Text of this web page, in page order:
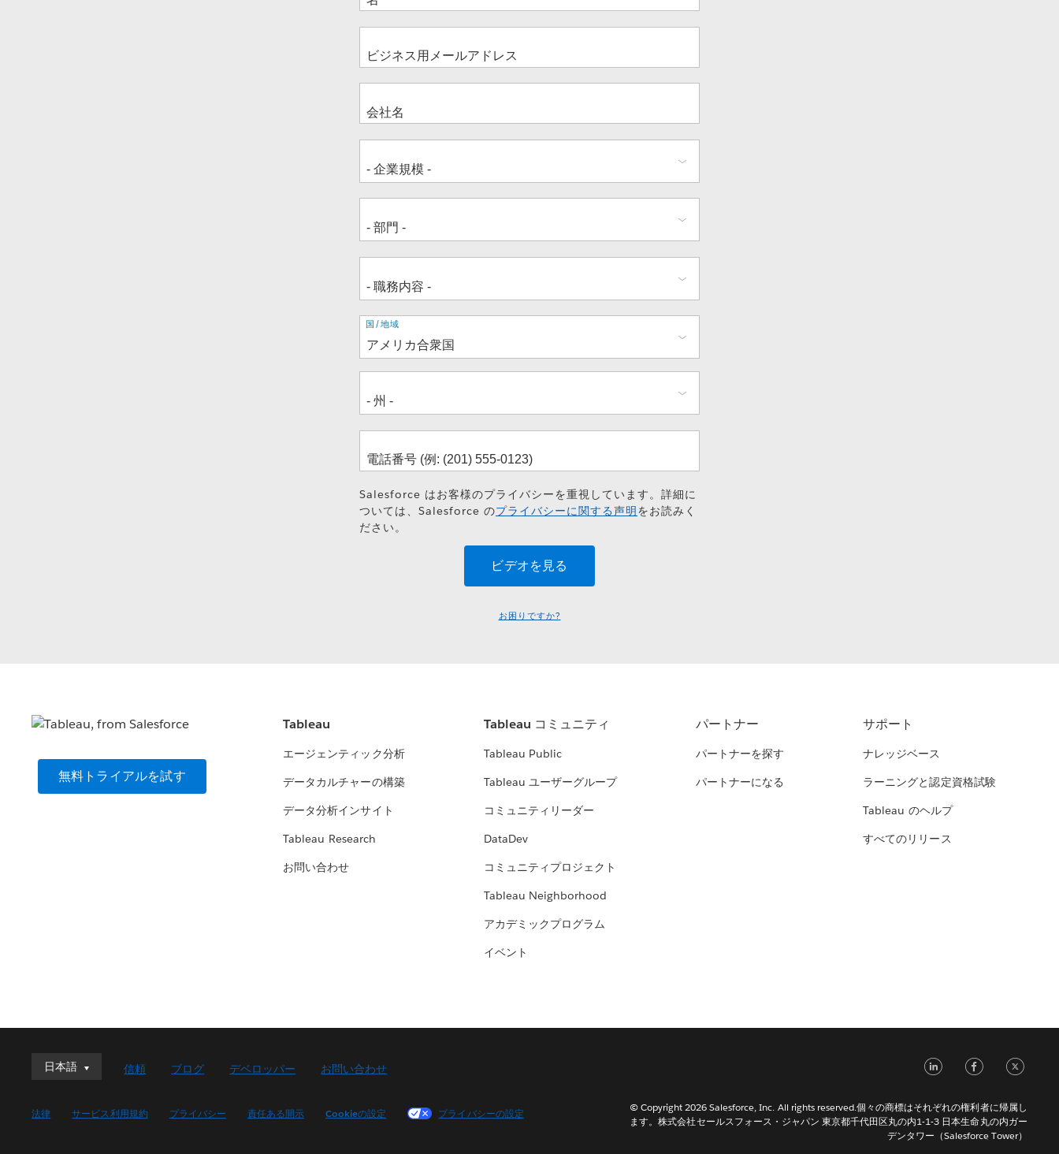
住
所
国/地域
Salesforce はお客様のプライバシーを重視しています。詳細に
ついては、Salesforce のプライバシーに関する声明をお読みく
ださい。
お困りですか?
無料トライアルを試す
Tableau
エージェンティック分析
データカルチャーの構築
データ分析インサイト
Tableau Research
お問い合わせ
Tableau コミュニティ
Tableau Public
Tableau ユーザーグループ
コミュニティリーダー
DataDev
コミュニティプロジェクト
Tableau Neighborhood
アカデミックプログラム
イベント
パートナー
パートナーを探す
パートナーになる
サポート
ナレッジベース
ラーニングと認定資格試験
Tableau のヘルプ
すべてのリリース
日本語
日本語
English (UK)
信頼 ブログ デベロッパー お問い合わせ
法律 サービス利用規約 プライバシー 責任ある開示 Cookieの設定 プライバシーの設定
LinkedIn
© Copyright 2026 Salesforce, Inc. All rights reserved.個々の商標はそれぞれの権利者に帰属し
ます。株式会社セールスフォース・ジャパン 東京都千代田区丸の内1-1-3 日本生命丸の内ガー
デンタワー（Salesforce Tower）